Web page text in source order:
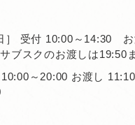
］ 受付 10:00～14:30
スクのお渡しは19:50
～20:00 お渡し